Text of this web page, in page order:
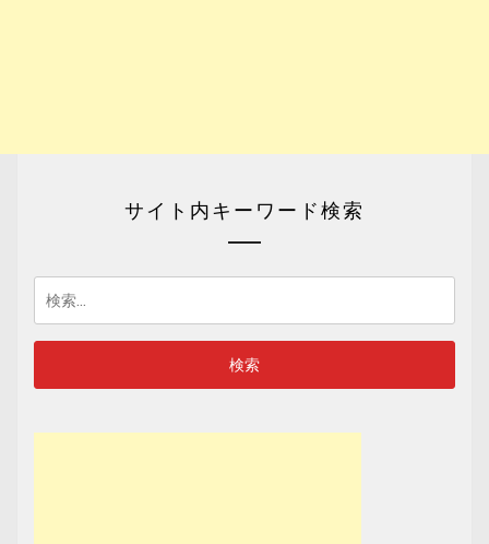
サイト内キーワード検索
検
索: